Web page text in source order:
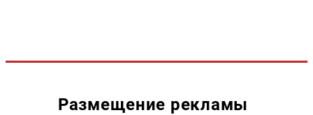
Размещение рекламы